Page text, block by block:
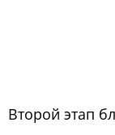
Второй этап